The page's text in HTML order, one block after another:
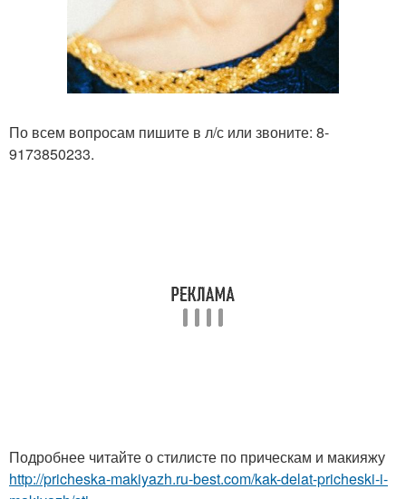
По всем вопросам пишите в л/с или звоните: 8-
9173850233.
Подробнее читайте о стилисте по прическам и макияжу
http://pricheska-makiyazh.ru-best.com/kak-delat-pricheski-i-